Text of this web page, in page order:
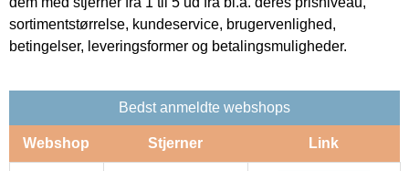
sortimentstørrelse, kundeservice, brugervenlighed,
betingelser, leveringsformer og betalingsmuligheder.
Bedst anmeldte webshops
Webshop Stjerner Link